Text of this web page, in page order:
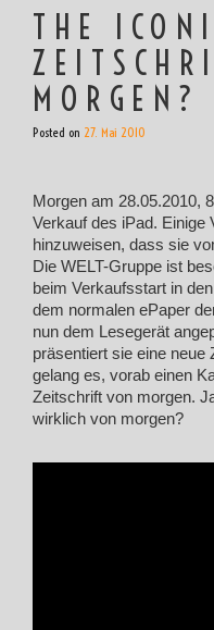
THE
MORGEN?
Posted on 27. Mai 2010
Morgen am 28.05.2010,
Verkauf des iPad. Einige
hinzuweisen, dass sie
Die WELT-Gruppe ist
beim Verkaufsstart in
dem normalen ePaper
nun dem Lesegerät
präsentiert sie eine neue
gelang es, vorab einen
Zeitschrift von morgen.
wirklich von morgen?